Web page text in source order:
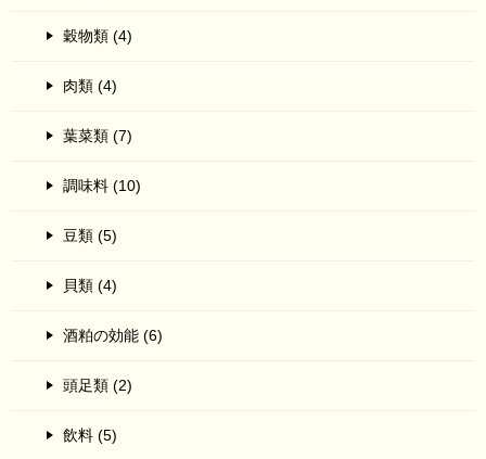
穀物類 (4)
肉類 (4)
葉菜類 (7)
調味料 (10)
豆類 (5)
貝類 (4)
酒粕の効能 (6)
頭足類 (2)
飲料 (5)